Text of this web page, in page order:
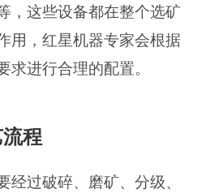
，这些设备都在整个选矿
用，红星机器专家会根据
求进行合理的配置。
程
经过破碎、磨矿、分级、